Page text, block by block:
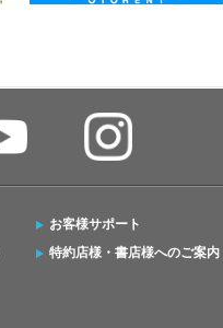
お客様サポート
特約店様・書店様へのご案内